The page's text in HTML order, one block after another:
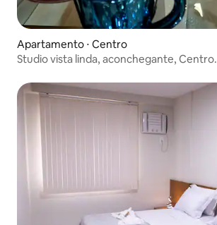
Apartamento ⋅ Centro
Studio vista linda, aconchegante, Centro.